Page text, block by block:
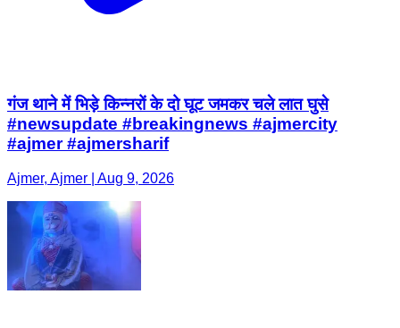
गंज थाने में भिड़े किन्नरों के दो घूट जमकर चले लात घुसे
#newsupdate #breakingnews #ajmercity
#ajmer #ajmersharif
Ajmer, Ajmer | Aug 9, 2026